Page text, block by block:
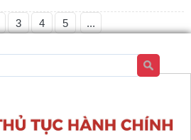
3 4 5 ...